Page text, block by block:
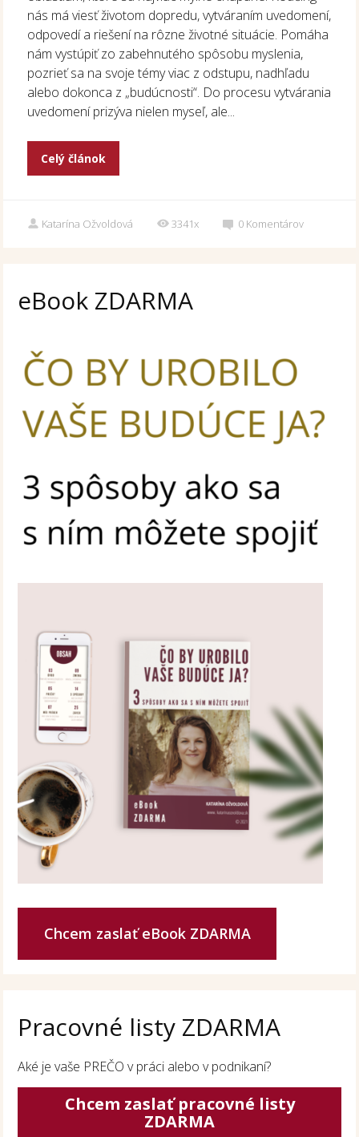
nás má viesť životom dopredu, vytváraním uvedomení,
odpovedí a riešení na rôzne životné situácie. Pomáha
nám vystúpiť zo zabehnutého spôsobu myslenia,
pozrieť sa na svoje témy viac z odstupu, nadhľadu
alebo dokonca z „budúcnosti“. Do procesu vytvárania
uvedomení prizýva nielen myseľ, ale...
Celý článok
Katarína Ožvoldová 3341x 0 Komentárov
eBook ZDARMA
Chcem zaslať eBook ZDARMA
Pracovné listy ZDARMA
Aké je vaše PREČO v práci alebo v podnikaní?
Chcem zaslať pracovné listy
ZDARMA